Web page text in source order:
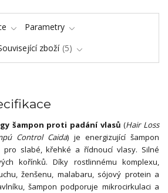
Parametry
zboží 5
šampon proti padání vlasů(Hair Loss
Control Caida) je energizující šampon
slabé, křehké a řídnoucí vlasy. Silné
kořínků. Díky rostlinnému komplexu,
ženšenu, malabaru, sójový protein a
šampon podporuje mikrocirkulaci a